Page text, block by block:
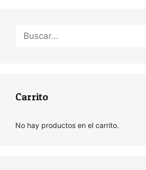
Carrito
No hay productos en el carrito.